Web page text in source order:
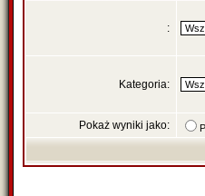
:
Kategoria:
Pokaż wyniki jako: